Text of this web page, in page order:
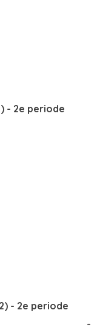
- 2e periode
- 2e periode
-